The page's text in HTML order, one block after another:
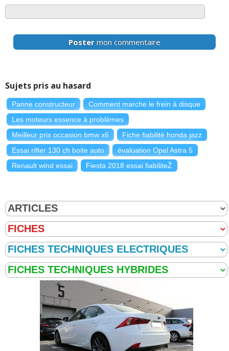
Poster mon commentaire
Sujets pris au hasard
Panne constructeur
Comment marche le frein à disque
Les moteurs essence à problèmes
Meilleur prix occasion bmw x6
Fiche fiabilité honda jazz
Essai rifter 130 ch boite auto
évaluation Opel Astra 5
Renault wind essai
Fiesta 2018 essai fiabiliteŽ